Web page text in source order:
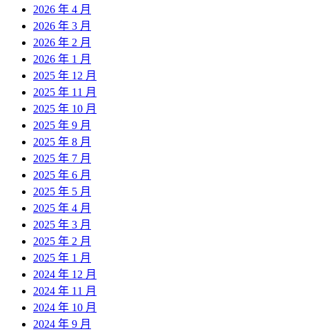
2026 年 4 月
2026 年 3 月
2026 年 2 月
2026 年 1 月
2025 年 12 月
2025 年 11 月
2025 年 10 月
2025 年 9 月
2025 年 8 月
2025 年 7 月
2025 年 6 月
2025 年 5 月
2025 年 4 月
2025 年 3 月
2025 年 2 月
2025 年 1 月
2024 年 12 月
2024 年 11 月
2024 年 10 月
2024 年 9 月